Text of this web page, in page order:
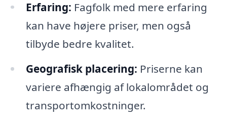
Erfaring: Fagfolk med mere erfaring
kan have højere priser, men også
tilbyde bedre kvalitet.
Geografisk placering: Priserne kan
variere afhængig af lokalområdet og
transportomkostninger.